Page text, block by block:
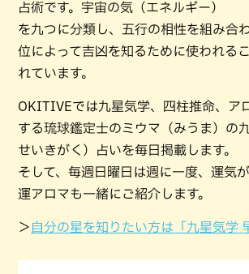
占術です。宇宙の気（エネルギー）
を九つに分類し、五行の相性を組み合
位によって吉凶を知るために使われる
れています。
OKITIVEでは九星気学、四柱推命、ア
する琉球鑑定士のミウマ（みうま）の
せいきがく）占いを毎日掲載します。
そして、毎週日曜日は週に一度、運気
運アロマも一緒にご紹介します。
＞ 自分の星を知りたい方は「九星気学